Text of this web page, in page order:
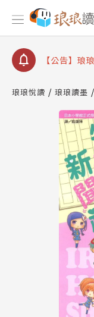
查詢
【公告】因
停部分閱讀
【公告】琅
【公告】琅
請圖文教學
【公告】琅
查詢
【公告】因
停部分閱讀
琅琅悅讀 琅琅讀墨